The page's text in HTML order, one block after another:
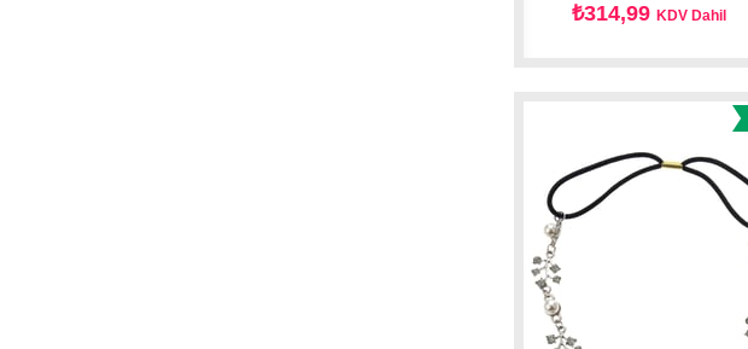
₺314,99KDV Dahil